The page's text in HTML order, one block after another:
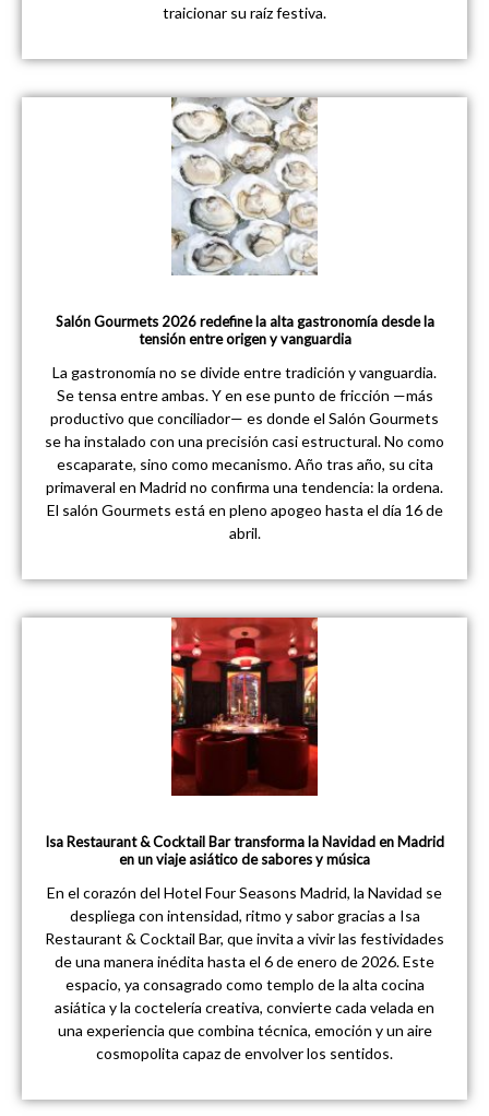
traicionar su raíz festiva.
Salón Gourmets 2026 redefine la alta gastronomía desde la
tensión entre origen y vanguardia
La gastronomía no se divide entre tradición y vanguardia.
Se tensa entre ambas. Y en ese punto de fricción —más
productivo que conciliador— es donde el Salón Gourmets
se ha instalado con una precisión casi estructural. No como
escaparate, sino como mecanismo. Año tras año, su cita
primaveral en Madrid no confirma una tendencia: la ordena.
El salón Gourmets está en pleno apogeo hasta el día 16 de
abril.
Isa Restaurant & Cocktail Bar transforma la Navidad en Madrid
en un viaje asiático de sabores y música
En el corazón del Hotel Four Seasons Madrid, la Navidad se
despliega con intensidad, ritmo y sabor gracias a Isa
Restaurant & Cocktail Bar, que invita a vivir las festividades
de una manera inédita hasta el 6 de enero de 2026. Este
espacio, ya consagrado como templo de la alta cocina
asiática y la coctelería creativa, convierte cada velada en
una experiencia que combina técnica, emoción y un aire
cosmopolita capaz de envolver los sentidos.